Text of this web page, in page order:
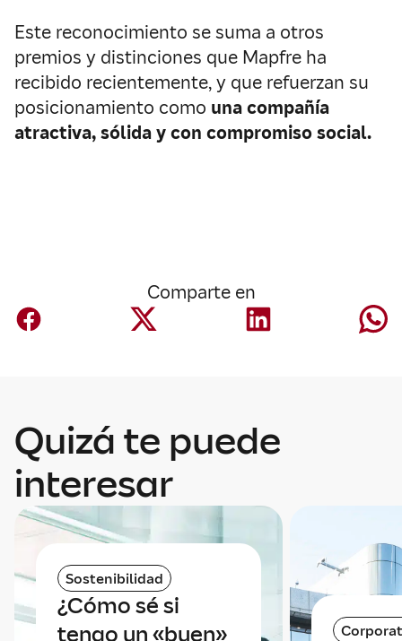
Este reconocimiento se suma a otros
premios y distinciones que Mapfre ha
recibido recientemente, y que refuerzan su
posicionamiento como una compañía
atractiva, sólida y con compromiso social.
Comparte en
Quizá te puede
interesar
Sostenibilidad
¿Cómo sé si
tengo un «buen»